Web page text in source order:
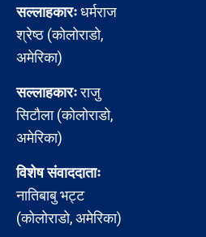
सल्लाहकारःधर्मराज
श्रेष्ठ (कोलोराडो,
अमेरिका)
सल्लाहकारःराजु
सिटौला (कोलोराडो,
अमेरिका)
विशेष संवाददाताः
नातिबाबु भट्ट
(कोलोराडो, अमेरिका)